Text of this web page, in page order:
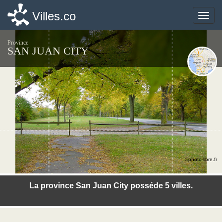
Toggle
Villes.co
Province
SAN JUAN CITY
La province San Juan City posséde 5 villes.
©photo-libre.fr
Toggle
Villes.co